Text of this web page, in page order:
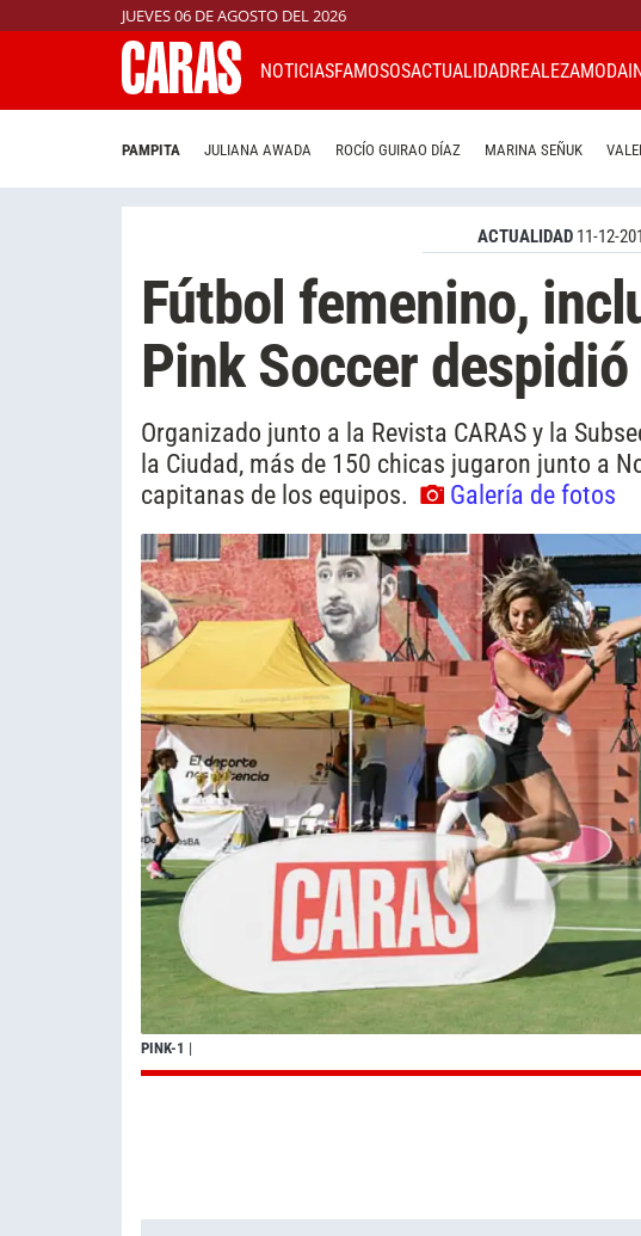
JUEVES 06 DE AGOSTO DEL 2026
NOTICIASFAMOSOSACTUALIDADREALEZAMODA
PAMPITA JULIANA AWADA ROCÍO GUIRAO DÍAZ MARINA SEÑUK
ACTUALIDAD 11-12-
Fútbol femenino,
Pink Soccer
Organizado junto a la Revista CARAS y la
la Ciudad, más de 150 chicas jugaron junto a
capitanas de los equipos.
Galería de fotos
PINK-1 |